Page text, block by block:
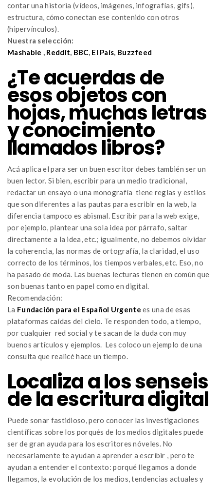
contar una historia (vídeos, imágenes, infografías, gifs),
estructura, cómo conectan ese contenido con otros
(hipervínculos).
Nuestra selección:
Mashable , Reddit, BBC, El País, Buzzfeed
¿Te acuerdas de
esos objetos con
hojas, muchas letras
y conocimiento
llamados libros?
Acá aplica el para ser un buen escritor debes también ser un
buen lector. Si bien, escribir para un medio tradicional,
redactar un ensayo o una monografía tiene reglas y estilos
que son diferentes a las pautas para escribir en la web, la
diferencia tampoco es abismal. Escribir para la web exige,
por ejemplo, plantear una sola idea por párrafo, saltar
directamente a la idea, etc.; igualmente, no debemos olvidar
la coherencia, las normas de ortografía, la claridad, el uso
correcto de los términos, los tiempos verbales, etc. Eso, no
ha pasado de moda. Las buenas lecturas tienen en común que
son buenas tanto en papel como en digital.
Recomendación:
La Fundación para el Español Urgente es una de esas
plataformas caídas del cielo. Te responden todo, a tiempo,
por cualquier red social y te sacan de la duda con muy
buenos artículos y ejemplos. Les coloco un ejemplo de una
consulta que realicé hace un tiempo.
Localiza a los senseis
de la escritura digital
Puede sonar fastidioso, pero conocer las investigaciones
científicas sobre los porqués de los medios digitales puede
ser de gran ayuda para los escritores nóveles. No
necesariamente te ayudan a aprender a escribir , pero te
ayudan a entender el contexto: porqué llegamos a donde
llegamos, la evolución de los medios, tendencias actuales y